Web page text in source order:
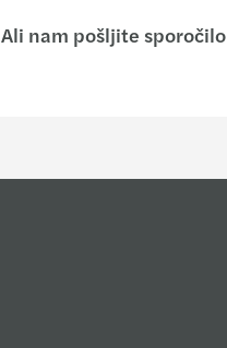
Ali nam pošljite sporočilo